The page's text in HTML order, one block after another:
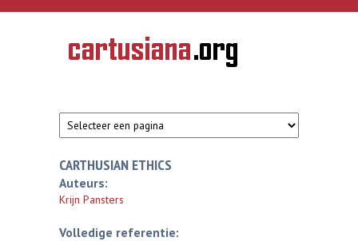
Overslaan en naar de inhoud gaan
CARTUSIANA
Geschiedenis
van de
CARTHUSIAN ETHICS
Auteurs:
Krijn Pansters
Volledige referentie: